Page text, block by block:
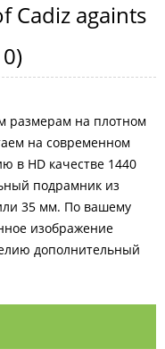
Cadiz againts
)
размерам на плотном
на современном
в HD качестве 1440
подрамник из
35 мм. По вашему
изображение
дополнительный